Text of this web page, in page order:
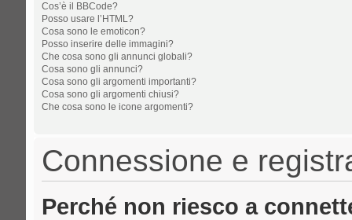
Cos’è il BBCode?
Posso usare l’HTML?
Cosa sono le emoticon?
Posso inserire delle immagini?
Che cosa sono gli annunci globali?
Cosa sono gli annunci?
Cosa sono gli argomenti importanti?
Cosa sono gli argomenti chiusi?
Che cosa sono le icone argomenti?
Connessione e
Perché non riesco a